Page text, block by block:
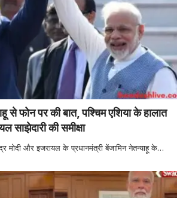
फोन पर की बात, पश्चिम एशिया के हालात
साझेदारी की समीक्षा
मोदी और इजरायल के प्रधानमंत्री बेंजामिन नेतन्याहू के…